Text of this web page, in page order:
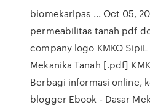
biomekarlpas ... Oct 05,
permeabilitas tanah pdf
company logo KMKO
Mekanika Tanah [.pdf]
Berbagi informasi online,
blogger Ebook - Dasar